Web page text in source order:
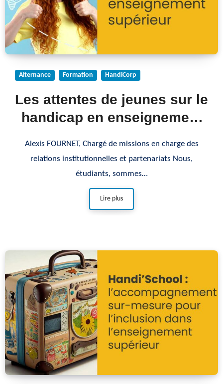
Alternance Formation HandiCorp
Les attentes de jeunes sur le
handicap en enseignement
Alexis FOURNET, Chargé de missions en charge des
relations institutionnelles et partenariats Nous,
étudiants, sommes…
Lire plus